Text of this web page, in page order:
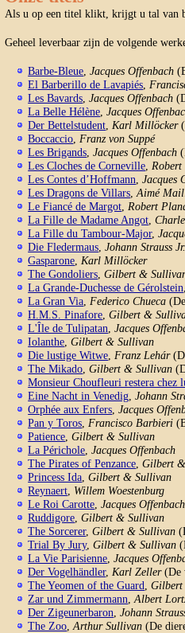
Als u op een titel klikt, krijgt u tal van
Geheel leverbaar zijn de volgende
Barbe-Bleue ,Jacques Offenbach
El Barberillo de Lavapiés
Les Bavards ,Jacques Offenbach
La Belle Hélène ,Jacques
Der Bettelstudent Karl Millöcker
Boccaccio Franz von Suppé
Les Brigands ,Jacques Offenbach
Les Cloches de Corneville
Les Contes d’Hoffmann ,Jacques
Les Dragons de Villars ,Aimé
Le Fiancé de Margot Robert
La Fille de Madame Angot ,
La Fille du Tambour-Major,
Die Fledermaus ,Johann Strauss
Gasparone Karl Millöcker
The Gondoliers ,Gilbert &
La Grande-Duchesse de Gérolstein
La Gran Via Federico Chueca
H.M.S. Pinafore ,Gilbert &
L'Île de Tulipatan ,Jacques
Iolanthe ,Gilbert & Sullivan
Die lustige Witwe Franz Lehár
The Mikado ,Gilbert & Sullivan
Monsieur Choufleuri restera chez
Eine Nacht in Venedig ,Johann
Orphée aux Enfers ,Jacques
Pan y Toros Francisco Barbieri
Patience ,Gilbert & Sullivan
La Périchole ,Jacques Offenbach
The Pirates of Penzance ,Gilbert
Princess Ida ,Gilbert & Sullivan
Reynaert Willem Woestenburg
Le Roi Carotte ,Jacques Offenbach
Ruddigore ,Gilbert & Sullivan
The Sorcerer,Gilbert & Sullivan
Trial By Jury,Gilbert & Sullivan
La Vie Parisienne ,Jacques
Der Vogelhändler, Karl Zeller(De
The Yeomen of the Guard ,
Zar und Zimmermann ,Albert
Der Zigeunerbaron ,Johann
The Zoo ,Arthur Sullivan (De